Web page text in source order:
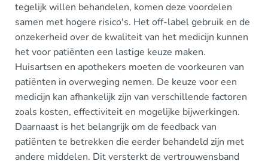
tegelijk willen behandelen, komen deze voordelen
samen met hogere risico's. Het off-label gebruik en de
onzekerheid over de kwaliteit van het medicijn kunnen
het voor patiënten een lastige keuze maken.
Huisartsen en apothekers moeten de voorkeuren van
patiënten in overweging nemen. De keuze voor een
medicijn kan afhankelijk zijn van verschillende factoren
zoals kosten, effectiviteit en mogelijke bijwerkingen.
Daarnaast is het belangrijk om de feedback van
patiënten te betrekken die eerder behandeld zijn met
andere middelen. Dit versterkt de vertrouwensband